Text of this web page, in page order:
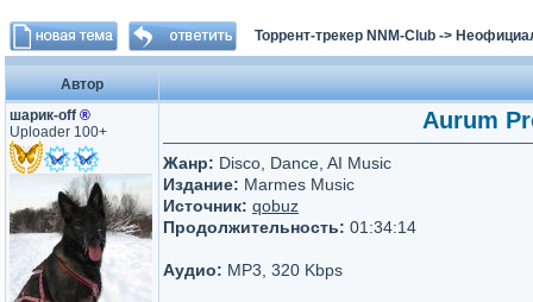
Торрент-трекер NNM-Club ->
Автор
шарик-off ®
Uploader 100+
Aurum
Жанр: Disco, Dance, AI Music
Издание: Marmes Music
Источник: qobuz
Продолжительность: 01:34:14
Аудио: MP3, 320 Kbps